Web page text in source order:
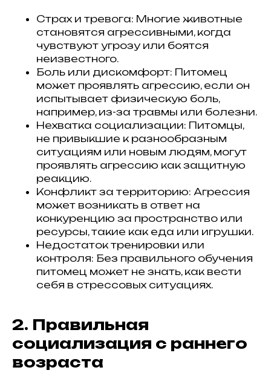
Страх и тревога: Многие животные
становятся агрессивными, когда
чувствуют угрозу или боятся
неизвестного.
Боль или дискомфорт: Питомец
может проявлять агрессию, если он
испытывает физическую боль,
например, из-за травмы или болезни.
Нехватка социализации: Питомцы,
не привыкшие к разнообразным
ситуациям или новым людям, могут
проявлять агрессию как защитную
реакцию.
Конфликт за территорию: Агрессия
может возникать в ответ на
конкуренцию за пространство или
ресурсы, такие как еда или игрушки.
Недостаток тренировки или
контроля: Без правильного обучения
питомец может не знать, как вести
себя в стрессовых ситуациях.
2. Правильная
социализация с раннего
возраста